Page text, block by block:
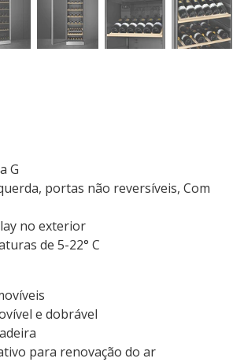
G
portas não reversíveis, Com
no exterior
de 5-22° C
e dobrável
para renovação do ar